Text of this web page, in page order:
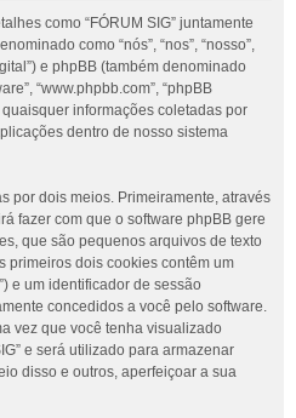
como “FÓRUM SIG” juntamente
como “nós”, “nos”, “nosso”,
e phpBB (também denominado
“www.phpbb.com”, “phpBB
quaisquer informações coletadas por
dentro de nosso sistema
por dois meios. Primeiramente, através
fazer com que o software phpBB gere
que são pequenos arquivos de texto
primeiros dois cookies contêm um
e um identificador de sessão
concedidos a você pelo software.
vez que você tenha visualizado
e será utilizado para armazenar
disso e outros, aperfeiçoar a sua